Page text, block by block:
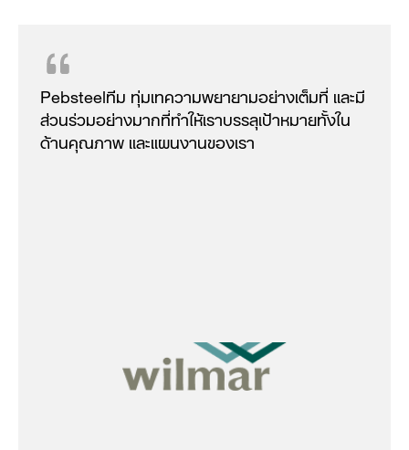
Pebsteelทีม ทุ่มเทความพยายามอย่างเต็มที่ และมี
ส่วนร่วมอย่างมากที่ทำให้เราบรรลุเป้าหมายทั้งใน
ด้านคุณภาพ และแผนงานของเรา